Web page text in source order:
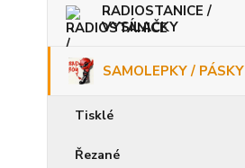
RADIOSTANICE /
VYSÍLAČKY
SAMOLEPKY / PÁSKY
Tisklé
Řezané